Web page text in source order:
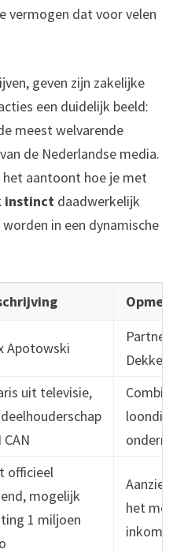
vermogen dat voor velen
geven zijn zakelijke
een duidelijk beeld:
meest welvarende
de Nederlandse media.
aantoont hoe je met
instinct daadwerkelijk
in een dynamische
Apotowski
Dekker
uit televisie,
officieel
mogelijk
1 miljoen
het